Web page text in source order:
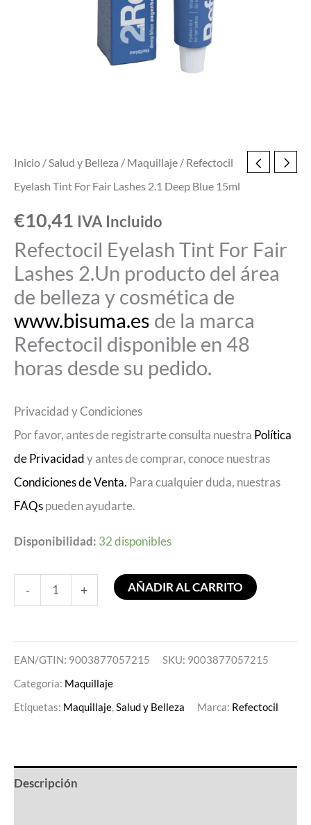
Inicio /Salud y Belleza / Maquillaje / Refectocil
Eyelash Tint For Fair Lashes 2.1 Deep Blue 15ml
€10,41 IVA Incluido
Refectocil Eyelash Tint For Fair
Lashes 2.Un producto del área
de belleza y cosmética de
www.bisuma.es de la marca
Refectocil disponible en 48
horas desde su pedido.
Privacidad y Condiciones
Por favor, antes de registrarte consulta nuestra Política
de Privacidady antes de comprar, conoce nuestras
Condiciones de Venta. Para cualquier duda, nuestras
FAQspueden ayudarte.
Disponibilidad: 32 disponibles
- + AÑADIR AL CARRITO
EAN/GTIN: 9003877057215 SKU: 9003877057215
Categoría: Maquillaje
Etiquetas: Maquillaje,Salud y Belleza Marca: Refectocil
Descripción